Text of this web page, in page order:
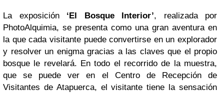
La exposición‘El Bosque Interior’, realizada por
PhotoAlquimia, se presenta como una gran aventura en
la que cada visitante puede convertirse en un explorador
y resolver un enigma gracias a las claves que el propio
bosque le revelará. En todo el recorrido de la muestra,
que se puede ver en el Centro de Recepción de
Visitantes de Atapuerca, el visitante tiene la sensación